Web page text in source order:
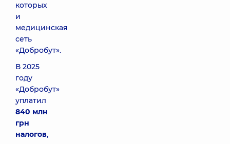
которых
и
медицинская
сеть
«Добробут».
В 2025
году
«Добробут»
уплатил
840 млн
грн
налогов,